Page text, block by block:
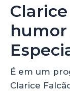
É em um
Clarice